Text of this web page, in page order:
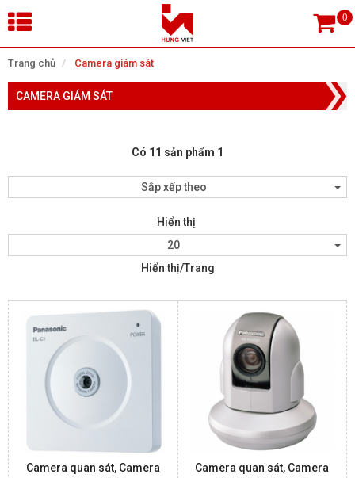
Trang chủ Camera giám sát
CAMERA GIÁM SÁT
Có 11 sản phẩm 1
Sắp xếp theo
Hiển thị
20
Hiển thị/Trang
Camera quan sát, Camera
Camera quan sát, Camera
×
Tìm theo danh mục
Tìm kiếm
TRANG CHỦ
THIẾT BỊ SIÊU THỊ, THƯ VIỆN
CAMERA GIÁM SÁT
KIỂM SOÁT VÀO RA
BÁO ĐỘNG, BÁO CHÁY
LIÊN HỆ